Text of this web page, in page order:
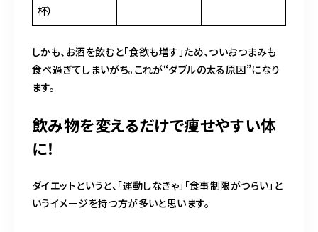
杯）
しかも、お酒を飲むと「食欲も増す」ため、ついおつまみも
食べ過ぎてしまいがち。これが“ダブルの太る原因”になり
ます。
飲み物を変えるだけで痩せやすい体
に！
ダイエットというと、「運動しなきゃ」「食事制限がつらい」と
いうイメージを持つ方が多いと思います。